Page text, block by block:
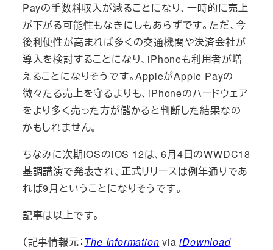
Payの手数料収入が減ることになり、一時的に売上
が下がる可能性もなきにしもあらずです。ただ、今
後利便性が高まれば多くの交通機関や決済会社が
導入を検討することになり、iPhoneも利用者が増
えることになりそうです。AppleがApple Payの
微々たる売上を守るよりも、iPhoneのハードウェア
をより多く売った方が儲かると判断した結果なの
かもしれません。
ちなみに次期iOSのiOS 12は、6月4日のWWDC18
基調講演で発表され、正式リリースは例年通りであ
れば9月ということになりそうです。
記事は以上です。
（記事情報元：The Information viaiDownload